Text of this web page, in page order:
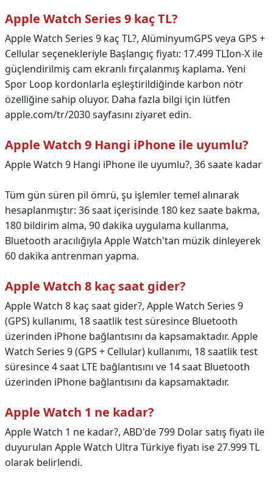
Apple Watch Series 9 kaç TL?
Apple Watch Series 9 kaç TL?, AlüminyumGPS veya GPS +
Cellular seçenekleriyle Başlangıç fiyatı: 17.499 TLIon-X ile
güçlendirilmiş cam ekranlı fırçalanmış kaplama. Yeni
Spor Loop kordonlarla eşleştirildiğinde karbon nötr
özelliğine sahip oluyor. Daha fazla bilgi için lütfen
apple.com/tr/2030 sayfasını ziyaret edin.
Apple Watch 9 Hangi iPhone ile uyumlu?
Apple Watch 9 Hangi iPhone ile uyumlu?, 36 saate kadar
Tüm gün süren pil ömrü, şu işlemler temel alınarak
hesaplanmıştır: 36 saat içerisinde 180 kez saate bakma,
180 bildirim alma, 90 dakika uygulama kullanma,
Bluetooth aracılığıyla Apple Watch'tan müzik dinleyerek
60 dakika antrenman yapma.
Apple Watch 8 kaç saat gider?
Apple Watch 8 kaç saat gider?, Apple Watch Series 9
(GPS) kullanımı, 18 saatlik test süresince Bluetooth
üzerinden iPhone bağlantısını da kapsamaktadır. Apple
Watch Series 9 (GPS + Cellular) kullanımı, 18 saatlik test
süresince 4 saat LTE bağlantısını ve 14 saat Bluetooth
üzerinden iPhone bağlantısını da kapsamaktadır.
Apple Watch 1 ne kadar?
Apple Watch 1 ne kadar?, ABD'de 799 Dolar satış fiyatı ile
duyurulan Apple Watch Ultra Türkiye fiyatı ise 27.999 TL
olarak belirlendi.